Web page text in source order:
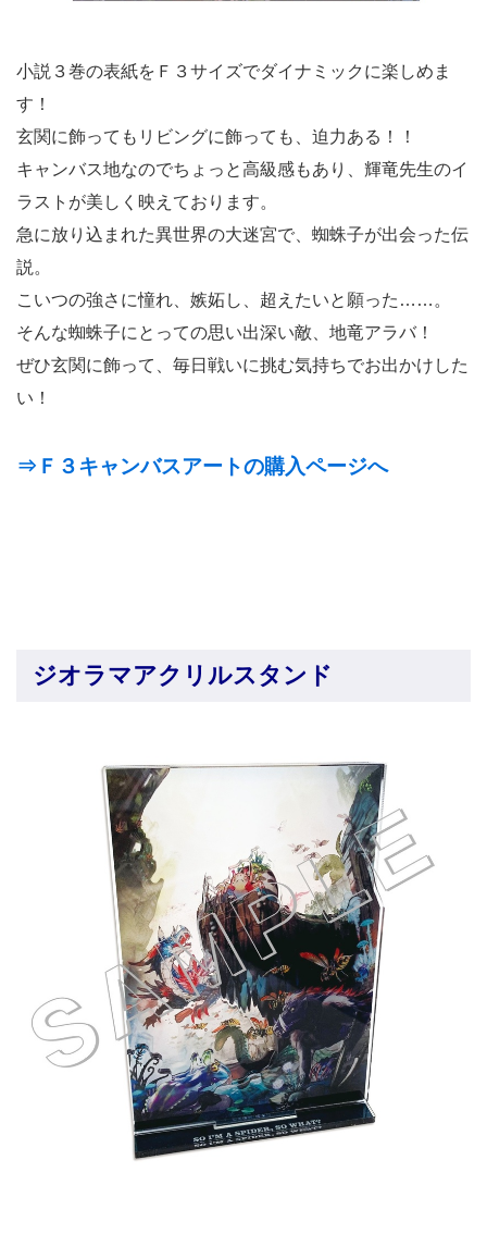
小説３巻の表紙をＦ３サイズでダイナミックに楽しめま
す！
玄関に飾ってもリビングに飾っても、迫力ある！！
キャンバス地なのでちょっと高級感もあり、輝竜先生のイ
ラストが美しく映えております。
急に放り込まれた異世界の大迷宮で、蜘蛛子が出会った伝
説。
こいつの強さに憧れ、嫉妬し、超えたいと願った……。
そんな蜘蛛子にとっての思い出深い敵、地竜アラバ！
ぜひ玄関に飾って、毎日戦いに挑む気持ちでお出かけした
い！
⇒Ｆ３キャンバスアートの購入ページへ
ジオラマアクリルスタンド